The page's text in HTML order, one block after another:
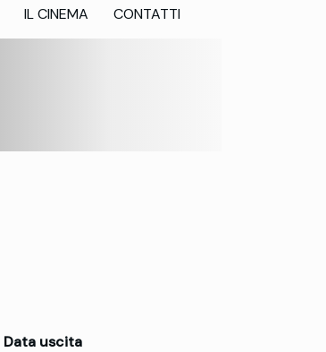
IL CINEMA CONTATTI
Data uscita